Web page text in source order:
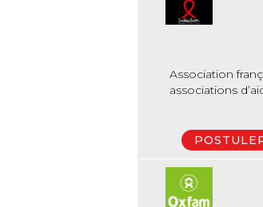
Association
associations